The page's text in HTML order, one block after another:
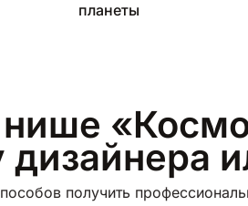
планеты
дизайнера
получить